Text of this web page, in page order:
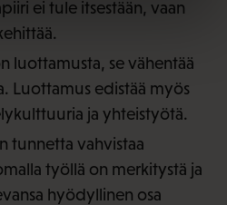
ei tule itsestään, vaan
luottamusta, se vähentää
Luottamus edistää myös
ja yhteistyötä.
tunnetta vahvistaa
työllä on merkitystä ja
hyödyllinen osa